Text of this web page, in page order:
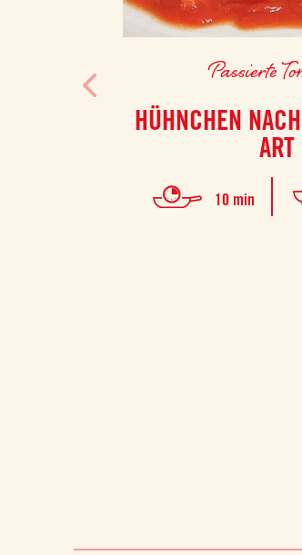
Passierte
HÜHNCHEN
ART
10 min